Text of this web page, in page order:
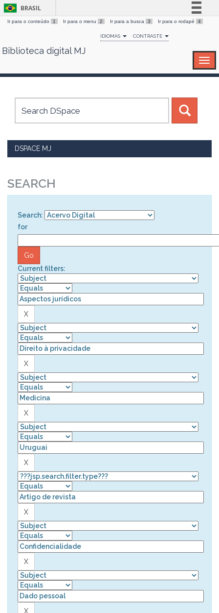
Skip
BRASIL
Simplifique!
Comunica BR
Canais
Ir para o conteúdo 1 Ir para o menu 2 Ir para a busca 3 Ir para o rodapé 4
IDIOMAS CONTRASTE
Biblioteca digital MJ
DSPACE MJ
SEARCH
Search:
for
Current filters: